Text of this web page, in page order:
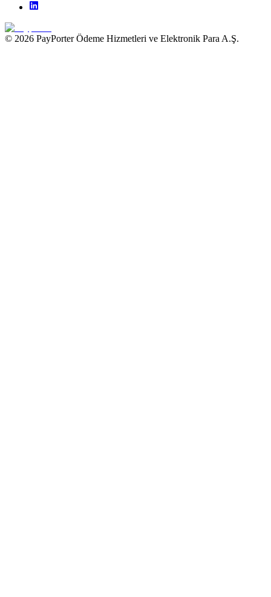
© 2026 PayPorter Ödeme Hizmetleri ve Elektronik Para A.Ş.